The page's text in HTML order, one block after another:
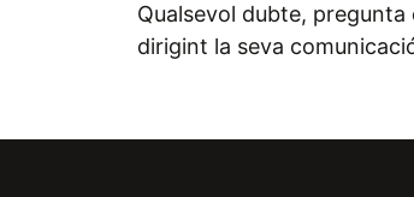
Qualsevol dubte,
dirigint la seva